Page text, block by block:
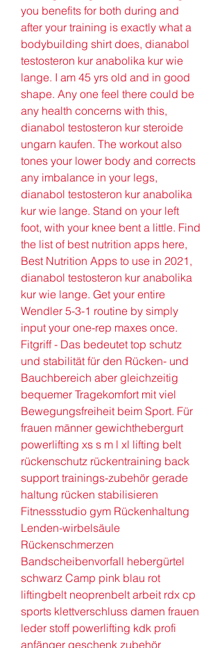
you benefits for both during and
after your training is exactly what a
bodybuilding shirt does, dianabol
testosteron kur anabolika kur wie
lange. I am 45 yrs old and in good
shape. Any one feel there could be
any health concerns with this,
dianabol testosteron kur steroide
ungarn kaufen. The workout also
tones your lower body and corrects
any imbalance in your legs,
dianabol testosteron kur anabolika
kur wie lange. Stand on your left
foot, with your knee bent a little. Find
the list of best nutrition apps here,
Best Nutrition Apps to use in 2021,
dianabol testosteron kur anabolika
kur wie lange. Get your entire
Wendler 5-3-1 routine by simply
input your one-rep maxes once.
Fitgriff - Das bedeutet top schutz
und stabilität für den Rücken- und
Bauchbereich aber gleichzeitig
bequemer Tragekomfort mit viel
Bewegungsfreiheit beim Sport. Für
frauen männer gewichthebergurt
powerlifting xs s m l xl lifting belt
rückenschutz rückentraining back
support trainings-zubehör gerade
haltung rücken stabilisieren
Fitnessstudio gym Rückenhaltung
Lenden-wirbelsäule
Rückenschmerzen
Bandscheibenvorfall hebergürtel
schwarz Camp pink blau rot
liftingbelt neoprenbelt arbeit rdx cp
sports klettverschluss damen frauen
leder stoff powerlifting kdk profi
anfänger geschenk zubehör